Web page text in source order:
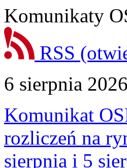
Komunikaty
RSS
6 sierpnia
Komunikat
rozliczeń na
sierpnia i 5